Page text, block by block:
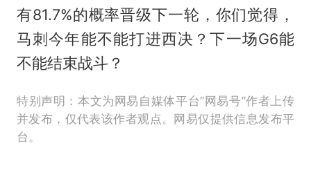
有81.7%的概率晋级下一轮，你们觉得，
马刺今年能不能打进西决？下一场G6能
不能结束战斗？
特别声明：本文为网易自媒体平台“网易号”作者上传
并发布，仅代表该作者观点。网易仅提供信息发布平
台。